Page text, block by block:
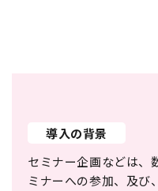
導入の背景
セミナー企画などは、
ミナーへの参加、及び